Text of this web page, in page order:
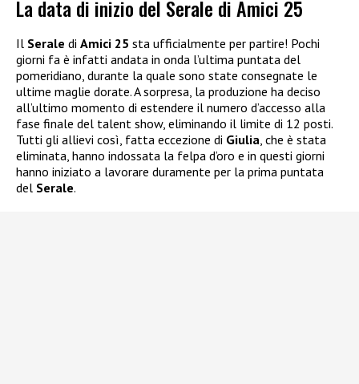
La data di inizio del Serale di Amici 25
Il Serale di Amici 25 sta ufficialmente per partire! Pochi
giorni fa è infatti andata in onda l’ultima puntata del
pomeridiano, durante la quale sono state consegnate le
ultime maglie dorate. A sorpresa, la produzione ha deciso
all’ultimo momento di estendere il numero d’accesso alla
fase finale del talent show, eliminando il limite di 12 posti.
Tutti gli allievi così, fatta eccezione di Giulia , che è stata
eliminata, hanno indossata la felpa d’oro e in questi giorni
hanno iniziato a lavorare duramente per la prima puntata
del Serale.